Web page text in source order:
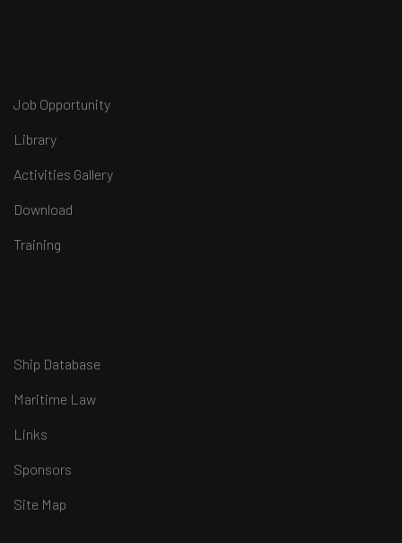
Job Opportunity
Library
Activities Gallery
Download
Training
Ship Database
Maritime Law
Links
Sponsors
Site Map